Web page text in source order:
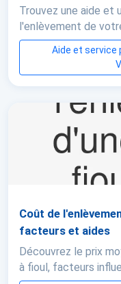
Trouvez une aide et
l'enlèvement de
Aide et service
Coût de
facteurs et aides
Découvrez le prix
à fioul, facteurs